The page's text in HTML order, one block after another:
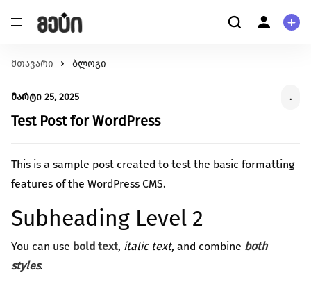
განათლება
ხელმისაწვდომობა
ჯანმრთელობა
გარემოს დაცვა
იზრუნე დედამიწის მომავლზე და დაუჭირე მხარი
გარემოსდაცვით ინიციატივებს
სტარტაპი
გააძლიერე უნიკალური პროდუქტები და შექმენი
ინოვაციები.
ცხოველებზე ზრუნვა
ჩვენ შესახებ
მომხმარებელი
კითხვა-პასუხი
მეტი ჩვენზე
შესახებ
წაიკითხე მეტი
მთავარი ბლოგი
Test Post for WordPress
მარტი 25, 2025 .
This is a sample post created to test the basic formatting
features of the WordPress CMS.
Subheading Level 2
You can use bold text, italic text, and combine both
styles.